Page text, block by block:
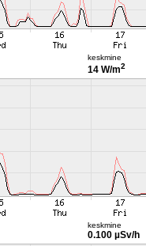
keskmine
14 W/m2
keskmine
0.100 µSv/h